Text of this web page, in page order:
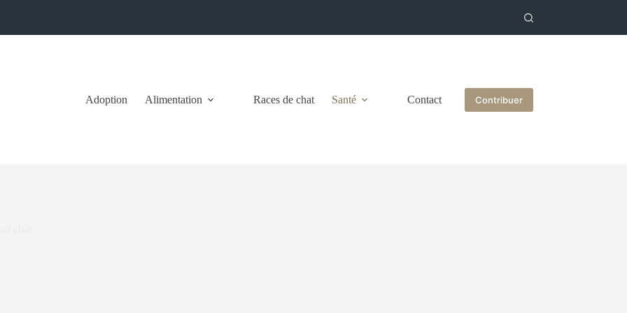
Adoption Alimentation Races de chat Santé Contact Contribuer